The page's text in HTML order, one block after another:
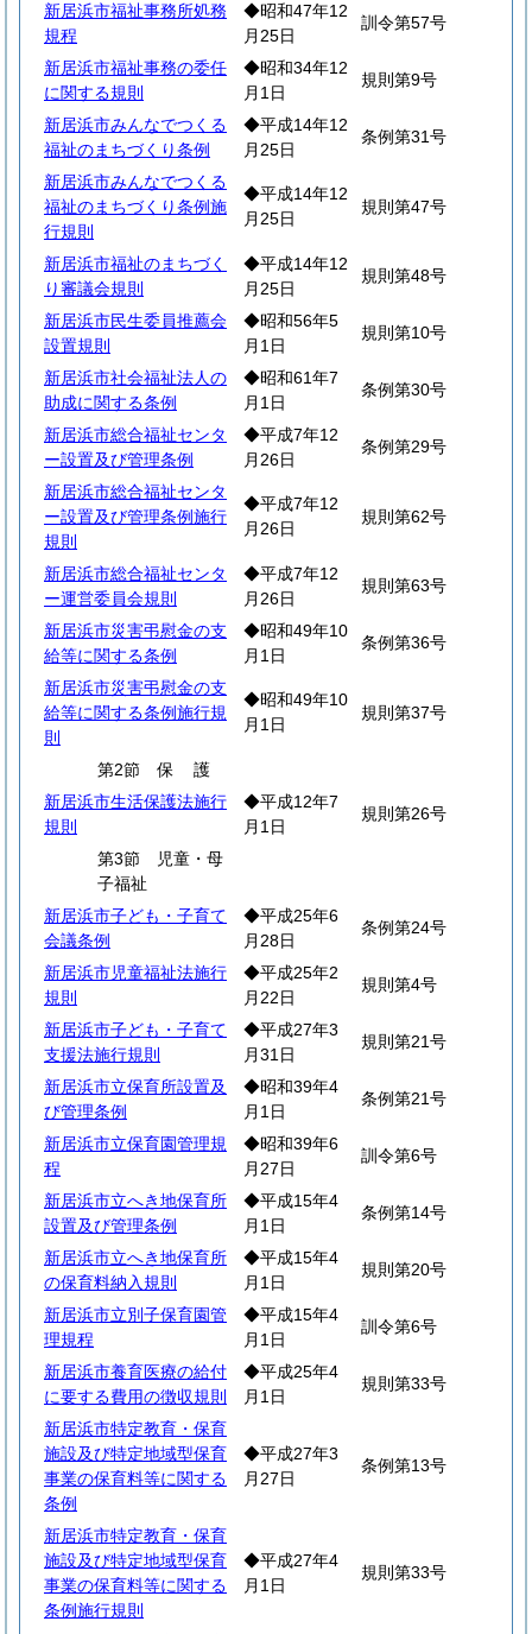
新居浜市福祉事務所処務
規程
◆昭和47年12
月25日
訓令第57号
新居浜市福祉事務の委任
に関する規則
◆昭和34年12
月1日
規則第9号
新居浜市みんなでつくる
福祉のまちづくり条例
◆平成14年12
月25日
条例第31号
新居浜市みんなでつくる
福祉のまちづくり条例施
行規則
◆平成14年12
月25日
規則第47号
新居浜市福祉のまちづく
り審議会規則
◆平成14年12
月25日
規則第48号
新居浜市民生委員推薦会
設置規則
◆昭和56年5
月1日
規則第10号
新居浜市社会福祉法人の
助成に関する条例
◆昭和61年7
月1日
条例第30号
新居浜市総合福祉センタ
ー設置及び管理条例
◆平成7年12
月26日
条例第29号
新居浜市総合福祉センタ
ー設置及び管理条例施行
規則
◆平成7年12
月26日
規則第62号
新居浜市総合福祉センタ
ー運営委員会規則
◆平成7年12
月26日
規則第63号
新居浜市災害弔慰金の支
給等に関する条例
◆昭和49年10
月1日
条例第36号
新居浜市災害弔慰金の支
給等に関する条例施行規
則
◆昭和49年10
月1日
規則第37号
第2節 保護
新居浜市生活保護法施行
規則
◆平成12年7
月1日
規則第26号
第3節 児童・母
子福祉
新居浜市子ども・子育て
会議条例
◆平成25年6
月28日
条例第24号
新居浜市児童福祉法施行
規則
◆平成25年2
月22日
規則第4号
新居浜市子ども・子育て
支援法施行規則
◆平成27年3
月31日
規則第21号
新居浜市立保育所設置及
び管理条例
◆昭和39年4
月1日
条例第21号
新居浜市立保育園管理規
程
◆昭和39年6
月27日
訓令第6号
新居浜市立へき地保育所
設置及び管理条例
◆平成15年4
月1日
条例第14号
新居浜市立へき地保育所
の保育料納入規則
◆平成15年4
月1日
規則第20号
新居浜市立別子保育園管
理規程
◆平成15年4
月1日
訓令第6号
新居浜市養育医療の給付
に要する費用の徴収規則
◆平成25年4
月1日
規則第33号
新居浜市特定教育・保育
施設及び特定地域型保育
事業の保育料等に関する
条例
◆平成27年3
月27日
条例第13号
新居浜市特定教育・保育
施設及び特定地域型保育
事業の保育料等に関する
条例施行規則
◆平成27年4
月1日
規則第33号